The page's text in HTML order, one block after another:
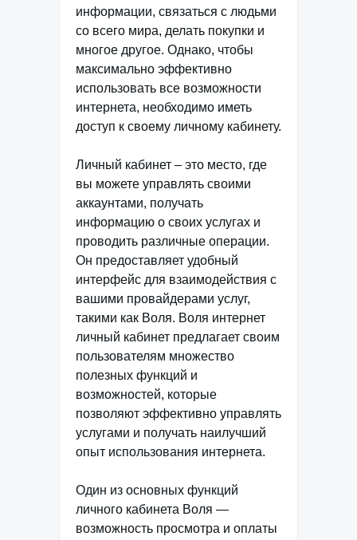
информации, связаться с людьми
со всего мира, делать покупки и
многое другое. Однако, чтобы
максимально эффективно
использовать все возможности
интернета, необходимо иметь
доступ к своему личному кабинету.
Личный кабинет – это место, где
вы можете управлять своими
аккаунтами, получать
информацию о своих услугах и
проводить различные операции.
Он предоставляет удобный
интерфейс для взаимодействия с
вашими провайдерами услуг,
такими как Воля. Воля интернет
личный кабинет предлагает своим
пользователям множество
полезных функций и
возможностей, которые
позволяют эффективно управлять
услугами и получать наилучший
опыт использования интернета.
Один из основных функций
личного кабинета Воля —
возможность просмотра и оплаты